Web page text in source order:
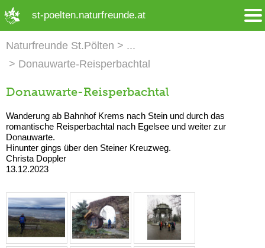
st-poelten.naturfreunde.at
Naturfreunde St.Pölten
Donauwarte-Reisperbachtal
Donauwarte-Reisperbachtal
Wanderung ab Bahnhof Krems nach Stein und durch das
romantische Reisperbachtal nach Egelsee und weiter zur
Donauwarte.
Hinunter gings über den Steiner Kreuzweg.
Christa Doppler
13.12.2023